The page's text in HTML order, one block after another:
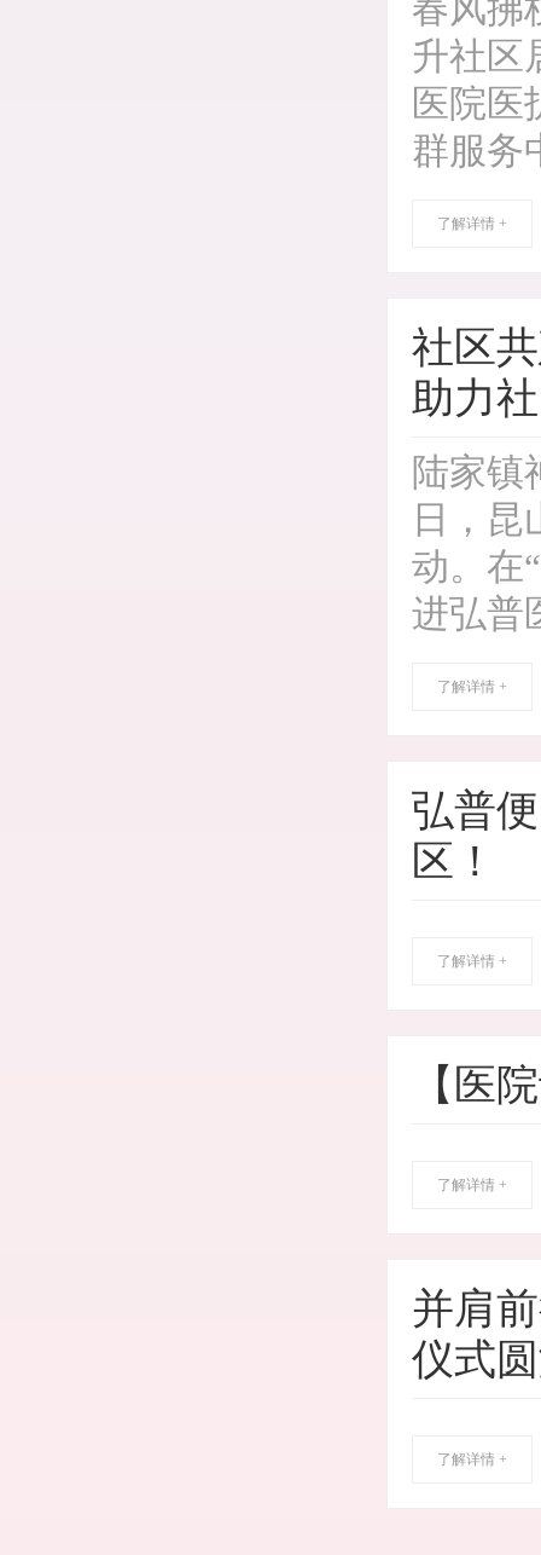
春风拂
升社区
医院医
群服务
了解详情 +
社区
助力
陆家镇
日，
动。在
进弘普
了解详情 +
弘普
区！
了解详情 +
【医
了解详情 +
并肩
仪式
了解详情 +